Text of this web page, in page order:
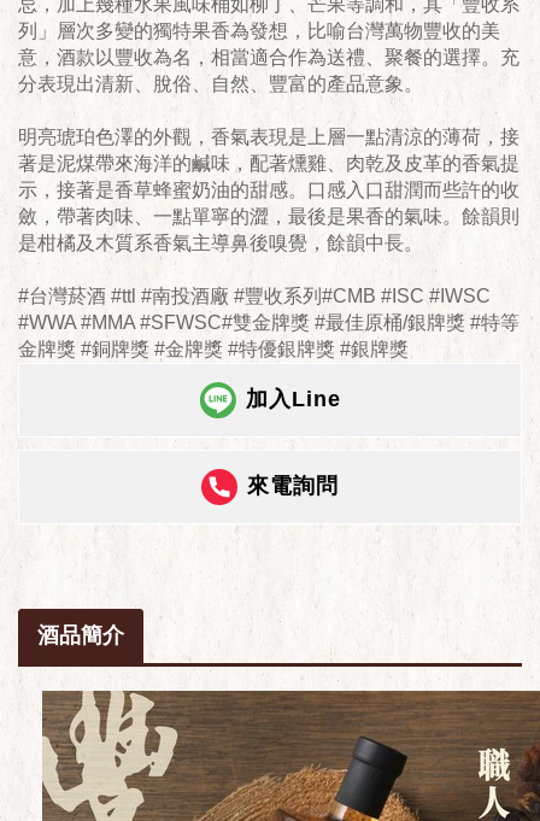
忌，加上幾種水果風味桶如柳丁、芒果等調和，其「豐收系
列」層次多變的獨特果香為發想，比喻台灣萬物豐收的美
意，酒款以豐收為名，相當適合作為送禮、聚餐的選擇。充
分表現出清新、脫俗、自然、豐富的產品意象。
明亮琥珀色澤的外觀，香氣表現是上層一點清涼的薄荷，接
著是泥煤帶來海洋的鹹味，配著燻雞、肉乾及皮革的香氣提
示，接著是香草蜂蜜奶油的甜感。口感入口甜潤而些許的收
斂，帶著肉味、一點單寧的澀，最後是果香的氣味。餘韻則
是柑橘及木質系香氣主導鼻後嗅覺，餘韻中長。
#台灣菸酒 #ttl #南投酒廠 #豐收系列#CMB #ISC #IWSC
#WWA #MMA #SFWSC#雙金牌獎 #最佳原桶/銀牌獎 #特等
金牌獎 #銅牌獎 #金牌獎 #特優銀牌獎 #銀牌獎
加入Line
來電詢問
酒品簡介